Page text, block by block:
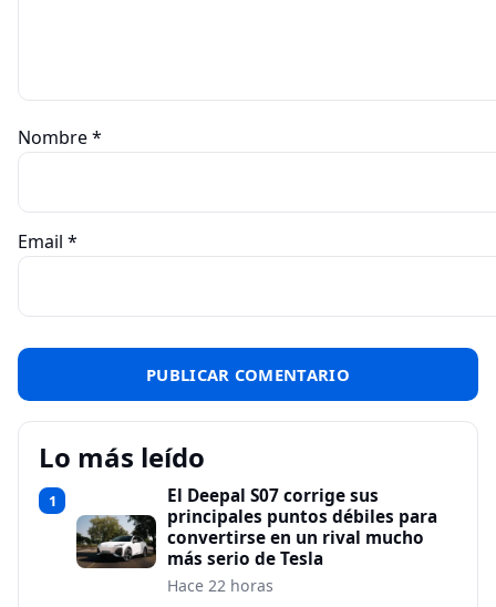
Nombre*
Email *
Lo más leído
1
El Deepal S07 corrige sus
principales puntos débiles para
convertirse en un rival mucho
más serio de Tesla
Hace 22 horas